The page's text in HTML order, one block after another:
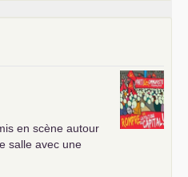
en scène autour
salle avec une